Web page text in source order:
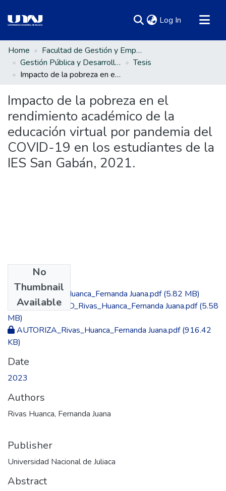
Log In (current)
Communities & Collections
All of DSpace
Statistics
Home
Facultad de Gestión y Emprendimiento Empresarial
Gestión Pública y Desarrollo Social
Tesis
Impacto de la pobreza en el rendimiento académico de la educación virtual por pandemia del COVID-19 en los estudiantes de la IES San Gabán, 2021.
Impacto de la pobreza en el
rendimiento académico de la
educación virtual por pandemia del
COVID-19 en los estudiantes de la
IES San Gabán, 2021.
No
Thumbnail
Available
TESIS_Rivas_Huanca_Fernanda Juana.pdf(5.82 MB)
ORIGINALIDAD_Rivas_Huanca_Fernanda Juana.pdf(5.58
MB)
AUTORIZA_Rivas_Huanca_Fernanda Juana.pdf(916.42
KB)
Date
2023
Authors
Rivas Huanca, Fernanda Juana
Publisher
Universidad Nacional de Juliaca
Abstract